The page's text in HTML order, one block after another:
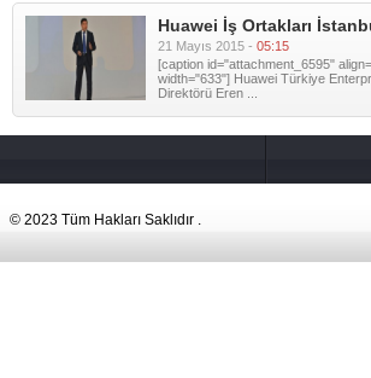
Huawei İş Ortakları
21 Mayıs 2015 - 05:15
[caption id="attachment_6595"
width="633"] Huawei Türkiye
Direktörü Eren ...
© 2023 Tüm Hakları Saklıdır .